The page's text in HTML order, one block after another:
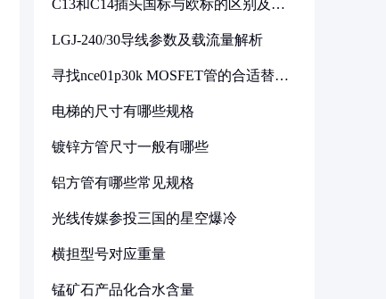
C13和C14插头国标与欧标的区别及其
LGJ-240/30导线参数及载流量解析
寻找nce01p30k MOSFET管的合适替代
电梯的尺寸有哪些规格
镀锌方管尺寸一般有哪些
铝方管有哪些常见规格
光线传媒参投三国的星空爆冷
横担型号对应重量
锰矿石产品化合水含量